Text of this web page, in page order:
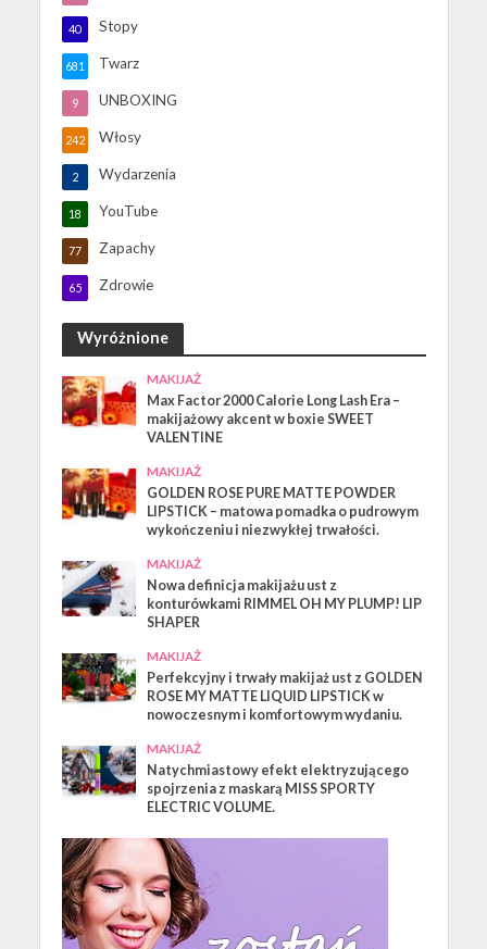
Stopy
40
Twarz
681
UNBOXING
9
Włosy
242
Wydarzenia
2
YouTube
18
Zapachy
77
Zdrowie
65
Wyróżnione
MAKIJAŻ
Max Factor 2000 Calorie Long Lash Era –
makijażowy akcent w boxie SWEET
VALENTINE
MAKIJAŻ
GOLDEN ROSE PURE MATTE POWDER
LIPSTICK – matowa pomadka o pudrowym
wykończeniu i niezwykłej trwałości.
MAKIJAŻ
Nowa definicja makijażu ust z
konturówkami RIMMEL OH MY PLUMP! LIP
SHAPER
MAKIJAŻ
Perfekcyjny i trwały makijaż ust z GOLDEN
ROSE MY MATTE LIQUID LIPSTICK w
nowoczesnym i komfortowym wydaniu.
MAKIJAŻ
Natychmiastowy efekt elektryzującego
spojrzenia z maskarą MISS SPORTY
ELECTRIC VOLUME.